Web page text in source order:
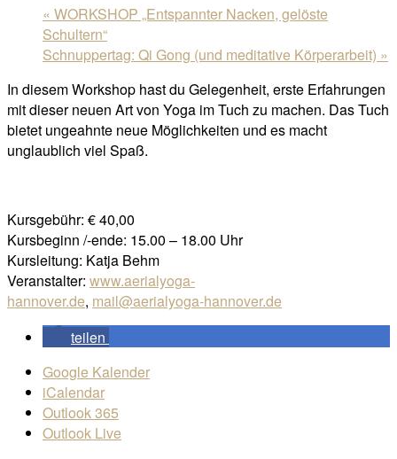
« WORKSHOP „Entspannter Nacken, gelöste
Schultern“
Schnuppertag: Qi Gong (und meditative Körperarbeit) »
In diesem Workshop hast du Gelegenheit, erste Erfahrungen
mit dieser neuen Art von Yoga im Tuch zu machen. Das Tuch
bietet ungeahnte neue Möglichkeiten und es macht
unglaublich viel Spaß.
Kursgebühr: € 40,00
Kursbeginn /-ende: 15.00 – 18.00 Uhr
Kursleitung: Katja Behm
Veranstalter: www.aerialyoga-
hannover.de, mail@aerialyoga-hannover.de
teilen
Google Kalender
iCalendar
Outlook 365
Outlook Live